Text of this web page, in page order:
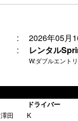
:
2026年05月
: レンタル
W:ダブルエント
ドライバー
澤田 K